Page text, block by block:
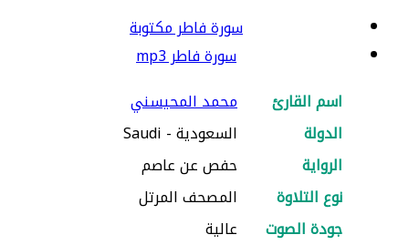
سورة فاطر مكتوبة
سورة فاطر mp3
اسم القارئ
محمد المحيسني
الدولة
السعودية - Saudi
الرواية
حفص عن عاصم
نوع التلاوة
المصحف المرتل
جودة الصوت
عالية